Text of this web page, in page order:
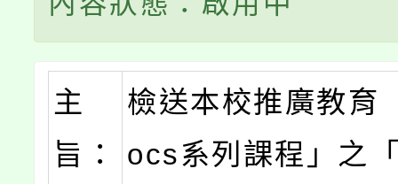
主
旨：
檢送本校推廣教育
ocs系列課程」之